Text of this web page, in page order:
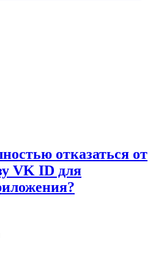
отказаться от
VK ID для